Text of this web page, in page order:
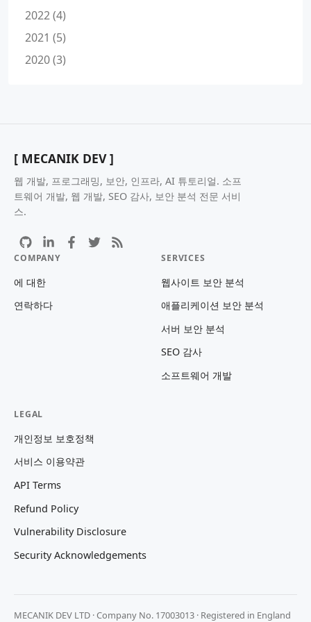
2022 (4)
2021 (5)
2020 (3)
[ MECANIK DEV ]
웹 개발, 프로그래밍, 보안, 인프라, AI 튜토리얼. 소프
트웨어 개발, 웹 개발, SEO 감사, 보안 분석 전문 서비
스.
COMPANY
에 대한
연락하다
SERVICES
웹사이트 보안 분석
애플리케이션 보안 분석
서버 보안 분석
SEO 감사
소프트웨어 개발
LEGAL
개인정보 보호정책
서비스 이용약관
API Terms
Refund Policy
Vulnerability Disclosure
Security Acknowledgements
MECANIK DEV LTD · Company No. 17003013 · Registered in England